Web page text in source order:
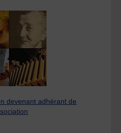
devenant adhérant de